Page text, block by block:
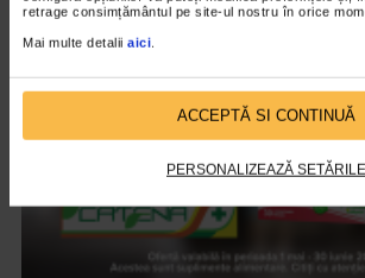
retrage consimțământul pe site-ul nostru în orice
Mai multe detalii aici.
ACCEPTĂ SI CONTINUĂ
PERSONALIZEAZĂ SETĂRILE
VIDEO